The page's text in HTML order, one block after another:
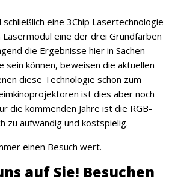
eine 3Chip Lasertechnologie
eine der drei Grundfarben
die Ergebnisse hier in Sachen
sein können, beweisen die aktuellen
diese Technologie schon zum
ist dies aber noch
die kommenden Jahre ist die RGB-
zu aufwändig und kostspielig.
einen Besuch wert.
auf Sie! Besuchen